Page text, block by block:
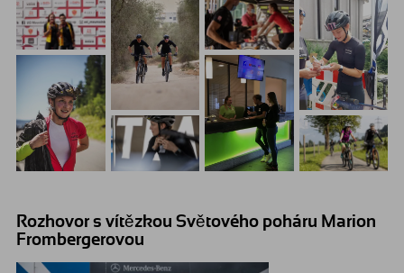
Rozhovor s vítězkou Světového poháru Marion
Frombergerovou